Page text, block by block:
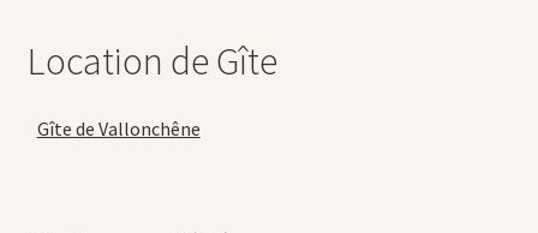
Location de Gîte
Gîte de Vallonchêne